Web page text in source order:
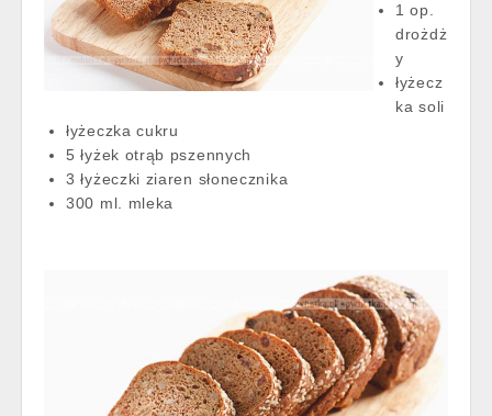
1 op.
drożdż
y
łyżecz
ka soli
łyżeczka cukru
5 łyżek otrąb pszennych
3 łyżeczki ziaren słonecznika
300 ml. mleka